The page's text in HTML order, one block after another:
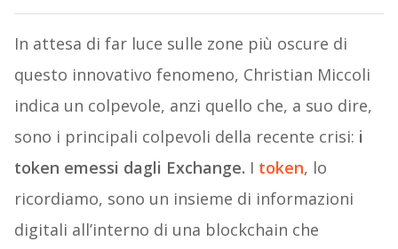
In attesa di far luce sulle zone più oscure di
questo innovativo fenomeno, Christian Miccoli
indica un colpevole, anzi quello che, a suo dire,
sono i principali colpevoli della recente crisi: i
token emessi dagli Exchange. I token, lo
ricordiamo, sono un insieme di informazioni
digitali all’interno di una blockchain che